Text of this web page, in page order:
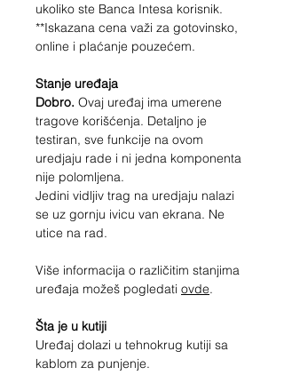
ukoliko ste Banca Intesa korisnik.
**Iskazana cena važi za gotovinsko,
online i plaćanje pouzećem.
Stanje uređaja
Dobro. Ovaj uređaj ima umerene
tragove korišćenja. Detaljno je
testiran, sve funkcije na ovom
uredjaju rade i ni jedna komponenta
nije polomljena.
Jedini vidljiv trag na uredjaju nalazi
se uz gornju ivicu van ekrana. Ne
utice na rad.
Više informacija o različitim stanjima
uređaja možeš pogledati ovde.
Šta je u kutiji
Uređaj dolazi u tehnokrug kutiji sa
kablom za punjenje.